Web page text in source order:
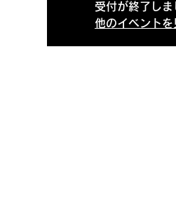
受付が終了しま
他のイベントを